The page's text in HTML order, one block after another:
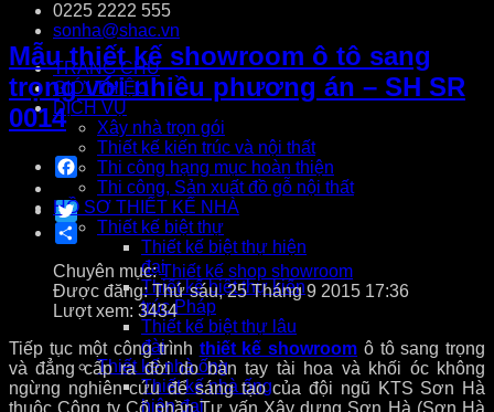
0225 2222 555
sonha@shac.vn
TRANG CHỦ
GIỚI THIỆU
DỊCH VỤ
Xây nhà trọn gói
Thiết kế kiến trúc và nội thất
Thi công hạng mục hoàn thiện
Thi công, Sản xuất đồ gỗ nội thất
HỒ SƠ THIẾT KẾ NHÀ
Thiết kế biệt thự
Thiết kế biệt thự hiện
đại
Thiết kế biệt thự kiến
trúc Pháp
Thiết kế biệt thự lâu
đài
Thiết kế nhà ống
Thiết kế nhà ống
hiện đại
Mẫu thiết kế showroom ô tô sang
trọng với nhiều phương án – SH SR
0014
Facebook
Twitter
Share
Chuyên mục:Thiết kế shop showroom
Được đăng: Thứ sáu, 25 Tháng 9 2015 17:36
Lượt xem: 3434
Tiếp tục một công trình thiết kế showroom ô tô sang trọng
và đẳng cấp ra đời do bàn tay tài hoa và khối óc không
ngừng nghiên cứu để sáng tạo của đội ngũ KTS Sơn Hà
thuộc Công ty Cổ phần Tư vấn Xây dựng Sơn Hà (Sơn Hà